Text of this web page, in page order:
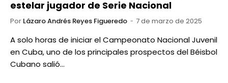
estelar jugador de Serie Nacional
Por Lázaro Andrés Reyes Figueredo 7 de marzo de 2025
A solo horas de iniciar el Campeonato Nacional Juvenil
en Cuba, uno de los principales prospectos del Béisbol
Cubano salió…